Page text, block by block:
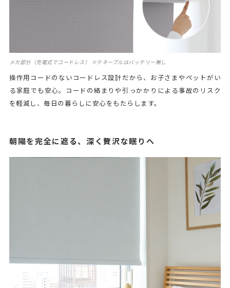
メカ部分（充電式でコードレス） ※テネーブルはバッテリー無し
操作用コードのないコードレス設計だから、お子さまやペットがい
る家庭でも安心。コードの絡まりや引っかかりによる事故のリスク
を軽減し、毎日の暮らしに安心をもたらします。
朝陽を完全に遮る、深く贅沢な眠りへ